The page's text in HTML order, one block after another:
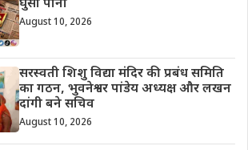
घुसा पानी
August 10, 2026
सरस्वती शिशु विद्या मंदिर की प्रबंध समिति
का गठन, भुवनेश्वर पांडेय अध्यक्ष और लखन
दांगी बने सचिव
August 10, 2026